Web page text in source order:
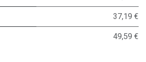
37,19 €
49,59 €